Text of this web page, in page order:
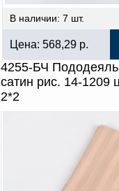
В наличии: 7 шт.
Цена: 568,29 р.
4255-БЧ
сатин рис. 14-1209
2*2